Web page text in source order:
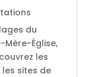
du
Mère-Église,
les
sites de